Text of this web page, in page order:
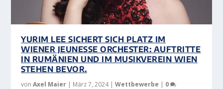
YURIM LEE SICHERT SICH PLATZ IM
WIENER JEUNESSE ORCHESTER: AUFTRITTE
IN RUMÄNIEN UND IM MUSIKVEREIN WIEN
STEHEN BEVOR.
vonAxel Maier | März 7, 2024|Wettbewerbe | 0